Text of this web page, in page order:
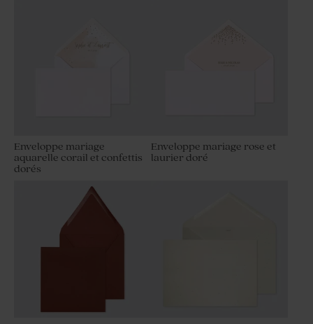
Enveloppe mariage
aquarelle corail et confettis
dorés
Enveloppe mariage rose et
laurier doré